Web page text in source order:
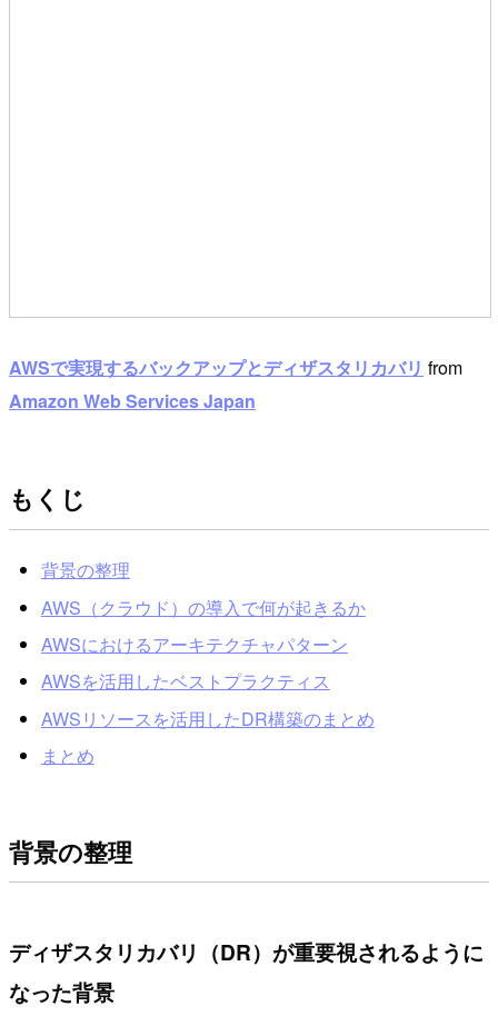
AWSで実現するバックアップとディザスタリカバリ from
Amazon Web Services Japan
もくじ
背景の整理
AWS（クラウド）の導入で何が起きるか
AWSにおけるアーキテクチャパターン
AWSを活用したベストプラクティス
AWSリソースを活用したDR構築のまとめ
まとめ
背景の整理
ディザスタリカバリ（DR）が重要視されるように
なった背景